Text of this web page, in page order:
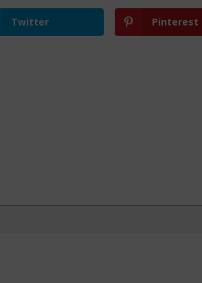
Twitter Pinterest